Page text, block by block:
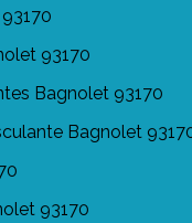
93170
Bagnolet 93170
Bagnolet
93170